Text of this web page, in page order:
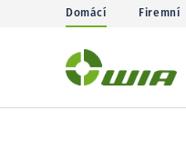
Domácí Firemní